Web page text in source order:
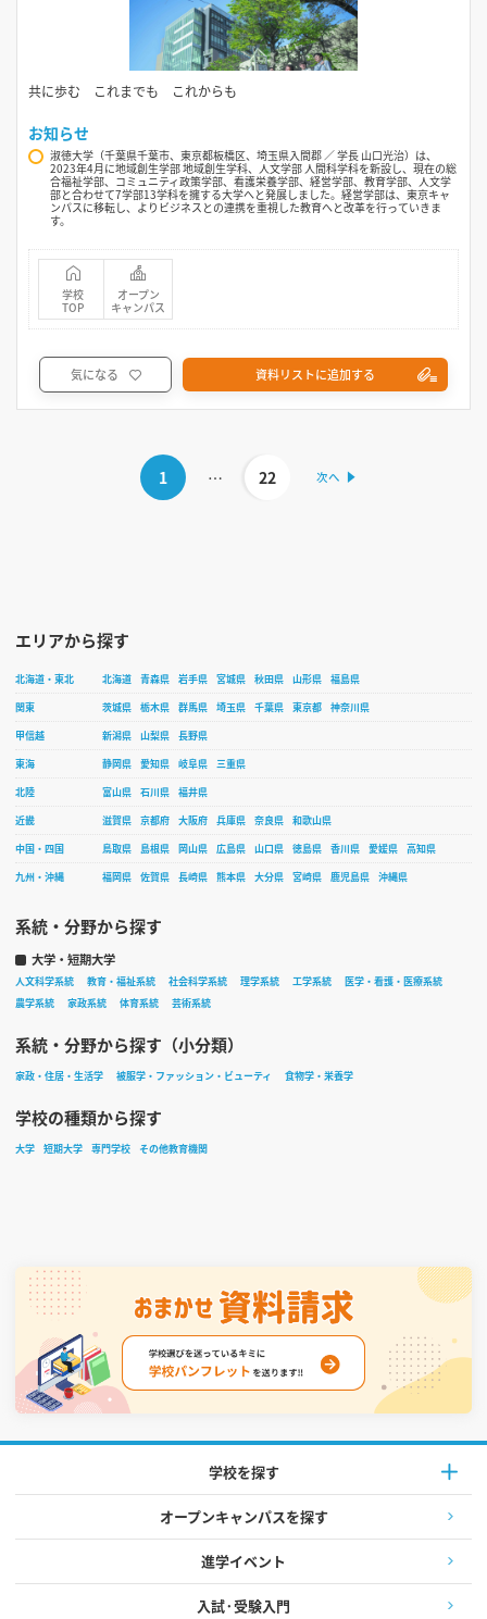
共に歩む これまでも これからも
お知らせ
淑徳大学（千葉県千葉市、東京都板橋区、埼玉県入間郡 ／ 学長 山口光治）は、
2023年4月に地域創生学部 地域創生学科、人文学部 人間科学科を新設し、現在の総
合福祉学部、コミュニティ政策学部、看護栄養学部、経営学部、教育学部、人文学
部と合わせて7学部13学科を擁する大学へと発展しました。経営学部は、東京キャ
ンパスに移転し、よりビジネスとの連携を重視した教育へと改革を行っていきま
す。
学校
TOP
オープン
キャンパス
気になる 資料リストに追加する
1 … 22
エリアから探す
北海道・東北 北海道 青森県 岩手県 宮城県 秋田県 山形県
福島県
関東
茨城県 栃木県 群馬県 埼玉県 千葉県 東京都
神奈川県
甲信越
新潟県 山梨県
長野県
東海
静岡県 愛知県 岐阜県
三重県
北陸
富山県 石川県
福井県
近畿
滋賀県 京都府 大阪府 兵庫県 奈良県
和歌山県
中国・四国
鳥取県 島根県 岡山県 広島県 山口県 徳島県 香川県 愛媛県
高知県
九州・沖縄
福岡県 佐賀県 長崎県 熊本県 大分県 宮崎県 鹿児島県 沖縄県
系統・分野から探す
大学・短期大学
人文科学系統 教育・福祉系統 社会科学系統 理学系統 工学系統
医学・看護・医療系統
農学系統
家政系統 体育系統 芸術系統
系統・分野から探す（小分類）
家政・住居・生活学 被服学・ファッション・ビューティ 食物学・栄養学
学校の種類から探す
大学 短期大学 専門学校 その他教育機関
学校を探す
オープンキャンパスを探す
進学イベント
入試·受験入門